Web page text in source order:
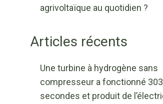
agrivoltaïque au quotidien ?
Articles récents
Une turbine à hydrogène sans
compresseur a fonctionné 303
secondes et produit de